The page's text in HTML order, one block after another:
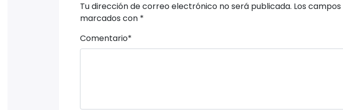
Tu dirección de correo electrónico no será publicada. Los
marcados con *
Comentario*